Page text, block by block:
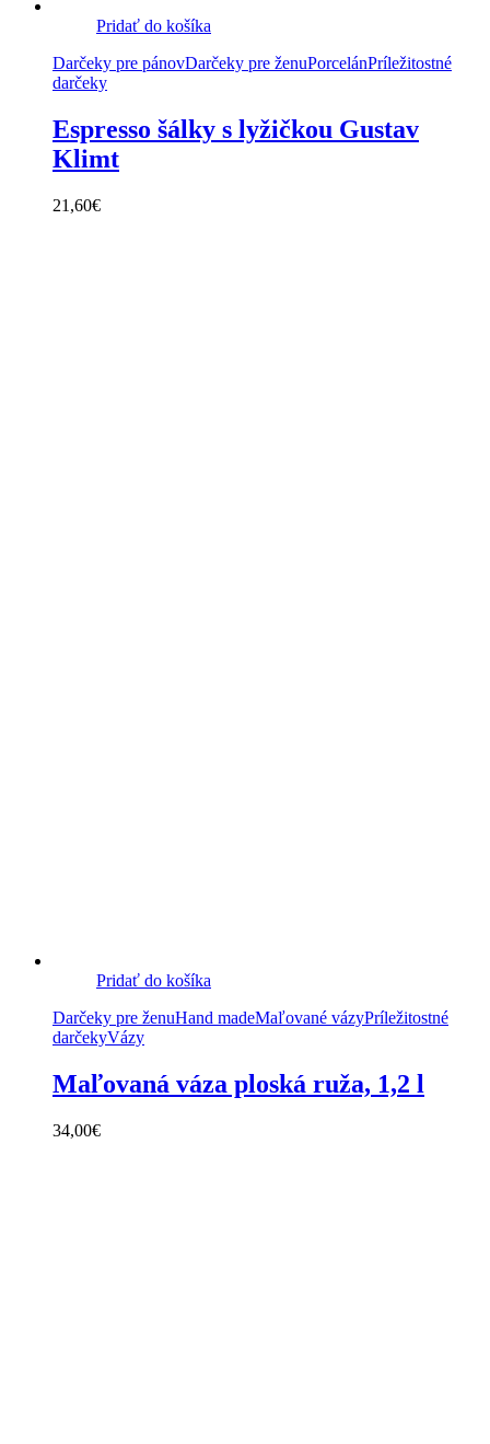
Pridať do košíka
Darčeky pre pánovDarčeky pre ženuPorcelánPríležitostné
darčeky
Espresso šálky s lyžičkou Gustav
Klimt
21,60€
Pridať do košíka
Darčeky pre ženuHand madeMaľované vázyPríležitostné
darčekyVázy
Maľovaná váza ploská ruža, 1,2 l
34,00€